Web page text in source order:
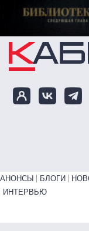
Перейти к
Primary links bottom
АНОНСЫ БЛОГИ
ИНТЕРВЬЮ